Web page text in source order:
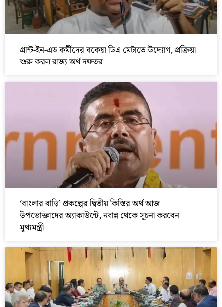
গ্রান্ট-ইন-এড কর্মীদের বকেয়া ডিএ মেটাতে উদ্যোগ, প্রক্রিয়া
শুরু করল রাজ্য অর্থ দফতর
‘বাংলার বাড়ি’ প্রকল্পের দ্বিতীয় কিস্তির অর্থ আজ
উপভোক্তাদের অ্যাকাউন্টে, নবান্ন থেকে সূচনা করবেন
মুখ্যমন্ত্রী